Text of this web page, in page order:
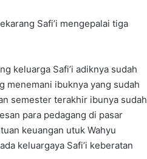
Safi’i mengepalai tiga
keluarga Safi’i adiknya sudah
menemani ibuknya yang sudah
semester terakhir ibunya sudah
para pedagang di pasar
keuangan utuk Wahyu
keluargaya Safi’i keberatan